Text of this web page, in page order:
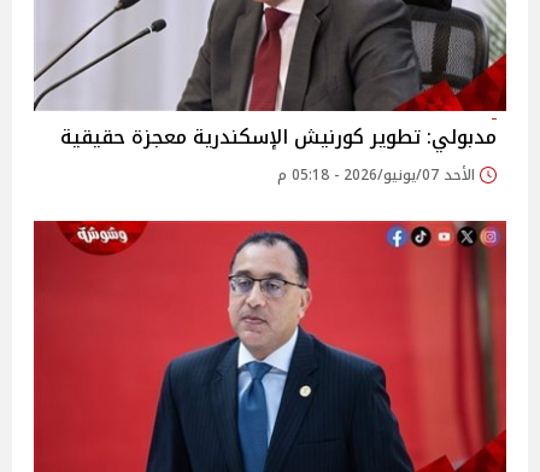
مدبولي: تطوير كورنيش الإسكندرية معجزة حقيقية
الأحد 07/يونيو/2026 - 05:18 م